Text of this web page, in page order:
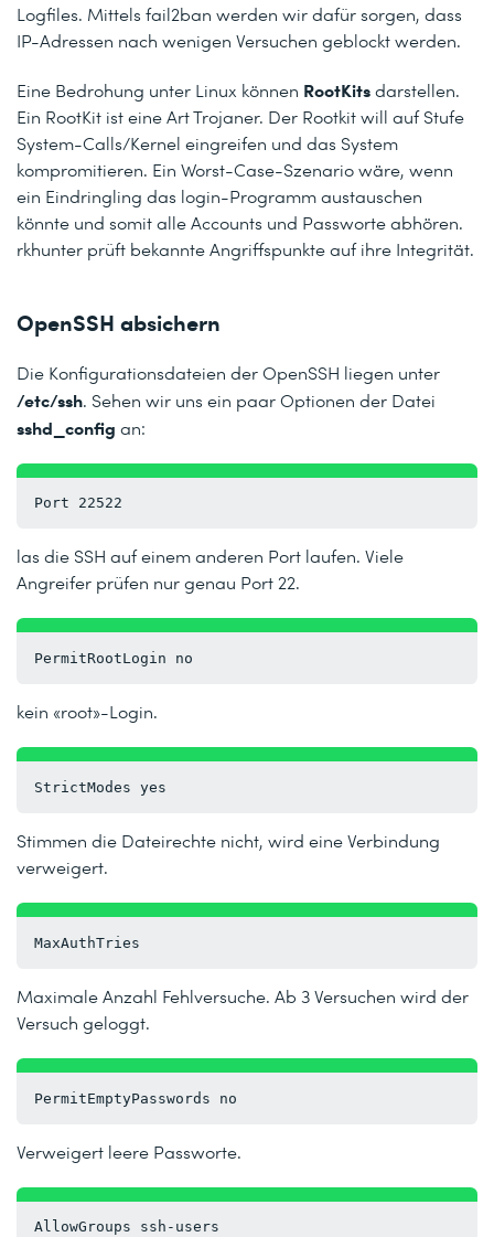
Logfiles. Mittels fail2ban werden wir dafür sorgen, dass
IP-Adressen nach wenigen Versuchen geblockt werden.
Eine Bedrohung unter Linux können RootKitsdarstellen.
Ein RootKit ist eine Art Trojaner. Der Rootkit will auf Stufe
System-Calls/Kernel eingreifen und das System
kompromitieren. Ein Worst-Case-Szenario wäre, wenn
ein Eindringling das login-Programm austauschen
könnte und somit alle Accounts und Passworte abhören.
rkhunter prüft bekannte Angriffspunkte auf ihre Integrität.
OpenSSH absichern
Die Konfigurationsdateien der OpenSSH liegen unter
/etc/ssh. Sehen wir uns ein paar Optionen der Datei
sshd_config an:
Port 22522
las die SSH auf einem anderen Port laufen. Viele
Angreifer prüfen nur genau Port 22.
PermitRootLogin no
kein «root»-Login.
StrictModes yes
Stimmen die Dateirechte nicht, wird eine Verbindung
verweigert.
MaxAuthTries
Maximale Anzahl Fehlversuche. Ab 3 Versuchen wird der
Versuch geloggt.
PermitEmptyPasswords no
Verweigert leere Passworte.
AllowGroups ssh-users